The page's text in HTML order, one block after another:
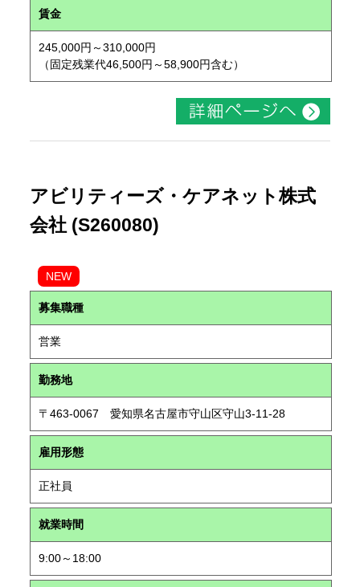
賃金
245,000円～310,000円
（固定残業代46,500円～58,900円含む）
アビリティーズ・ケアネット株式
会社 (S260080)
NEW
募集職種
営業
勤務地
〒463-0067 愛知県名古屋市守山区守山3-11-28
雇用形態
正社員
就業時間
9:00～18:00